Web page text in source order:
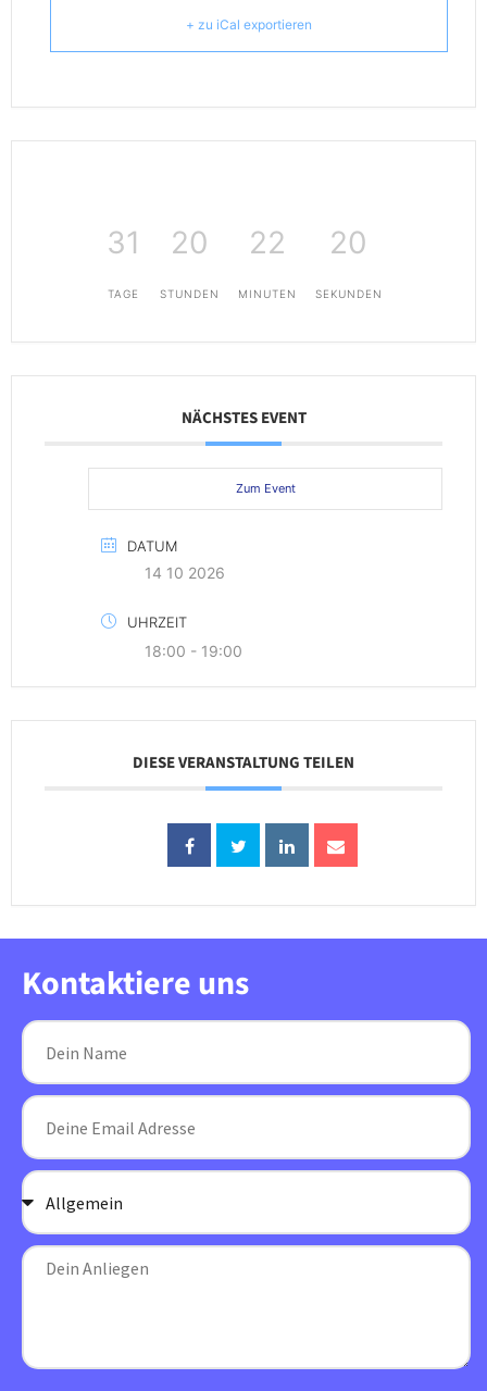
+ zu iCal exportieren
31
TAGE
20
STUNDEN
22
MINUTEN
20
SEKUNDEN
NÄCHSTES EVENT
Zum Event
DATUM
14 10 2026
UHRZEIT
18:00 - 19:00
DIESE VERANSTALTUNG TEILEN
Kontaktiere uns